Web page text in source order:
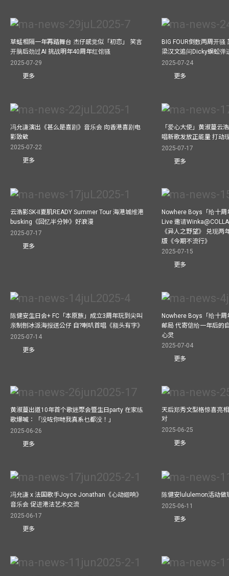
草蜢相隔一年再踏舞台 杰仔感觉似「初恋」 笑言
开脑后劲过AI 挑战明年40周年红馆骚
2025-07-29
更多
BIG FOUR倒数两周开
梁汉文追问Dicky蜈蚣弹
2025-07-24
更多
冯允谦演出《甚么是喜剧》音乐会 向香港喜剧电
影致敬
2025-07-22
更多
「爱心大使」黄淑蔓云
唱新歌发放正能量 打动
2025-07-17
更多
云浩影SK-II夏肌READY Summer Tour 海港城维港
busking《回忆半分钟》好浪漫
2025-07-17
更多
Nowhere Boys「给十
Live 邀请
《异人之野望》 兑现两
版《今期不流行》
2025-07-15
更多
陈健安生日会+ FC「本原族」成立3周年玩到尖叫
亲制刨冰派海报送公仔 自?喇叭首唱《额头有字》
2025-07-14
更多
Nowhere Boys「给十
邮局 代寄信给一年后的
心灵
2025-07-04
更多
黄淑蔓出道10年首个歌迷聚会暨生日party 在家练
歌爆喊：「没咗你哋我真系乜都没！」
2025-06-26
更多
天后郑秀文型格惊喜亮
对
2025-06-25
更多
冯允谦 x 法国歌手Joyce Jonathan《心动迴响》
音乐会 促进港法艺术交流
2025-06-17
更多
陈健安lululemon活动做
2025-06-11
更多